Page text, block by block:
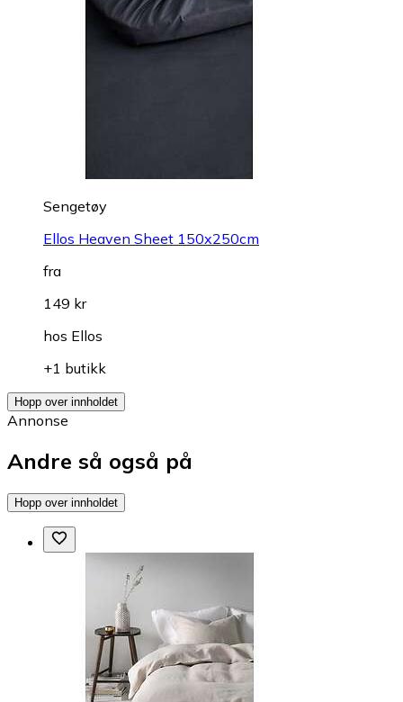
Sengetøy
Ellos Heaven Sheet 150x250cm
fra
149 kr
hos Ellos
+1 butikk
Hopp over innholdet
Annonse
Andre så også på
Hopp over innholdet